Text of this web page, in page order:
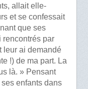
allait elle-
et se confessait
que ses
rencontrés par
leur ai demandé
!) de ma part. La
là. » Pensant
ses enfants dans